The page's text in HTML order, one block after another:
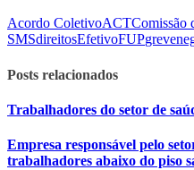
Acordo ColetivoACTComissão
SMSdireitosEfetivoFUPgreve
Posts relacionados
Trabalhadores do setor de
Empresa responsável pelo
trabalhadores abaixo do piso